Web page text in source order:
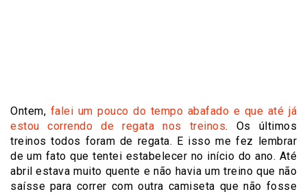
Ontem, falei um pouco do tempo abafado e que até já
estou correndo de regata nos treinos. Os últimos
treinos todos foram de regata. E isso me fez lembrar
de um fato que tentei estabelecer no início do ano. Até
abril estava muito quente e não havia um treino que não
saísse para correr com outra camiseta que não fosse